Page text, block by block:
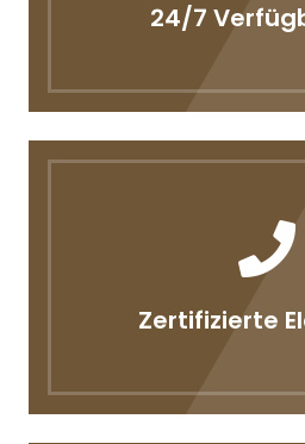
24/7
Zertifizierte